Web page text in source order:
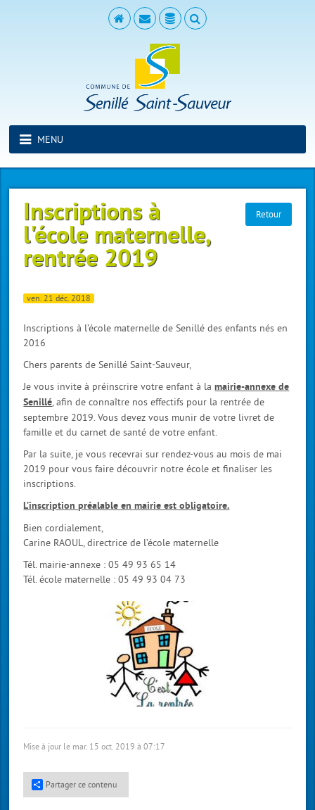
MENU
Retour
Inscriptions à
l'école maternelle,
rentrée 2019
ven. 21 déc. 2018
Inscriptions à l’école maternelle de Senillé des enfants nés en
2016
Chers parents de Senillé Saint-Sauveur,
Je vous invite à préinscrire votre enfant à lamairie-annexe de
Senillé , afin de connaître nos effectifs pour la rentrée de
septembre 2019. Vous devez vous munir de votre livret de
famille et du carnet de santé de votre enfant.
Par la suite, je vous recevrai sur rendez-vous au mois de mai
2019 pour vous faire découvrir notre école et finaliser les
inscriptions.
L’inscription préalable en mairie est obligatoire.
Bien cordialement,
Carine RAOUL, directrice de l’école maternelle
Tél. mairie-annexe : 05 49 93 65 14
Tél. école maternelle : 05 49 93 04 73
Mise à jour le mar. 15 oct. 2019 à 07:17
Partager ce contenu